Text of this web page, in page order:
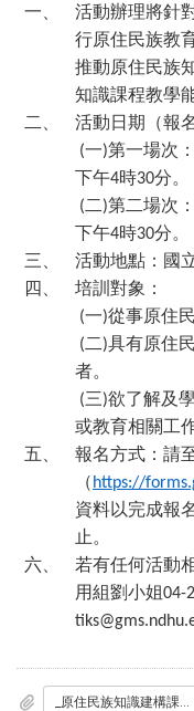
一、
活動辦理將針
行原住民族教
推動原住民族
知識課程教學
二、
活動日期（報
(一)第一場次：
下午4時30分。
(二)第二場次：
下午4時30分。
三、
活動地點：國
四、
培訓對象：
(一)從事原住
(二)具有原住
者。
(三)欲了解及
或教育相關工
五、
報名方式：請
（ https://
資料以完成報
止。
六、
若有任何活動
用組劉小姐04-
_原住民族知識建構課程地圖工作坊_1.png